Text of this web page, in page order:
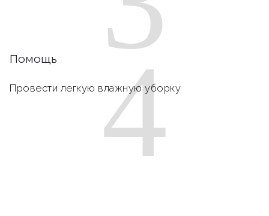
4
Помощь
Провести легкую влажную уборку